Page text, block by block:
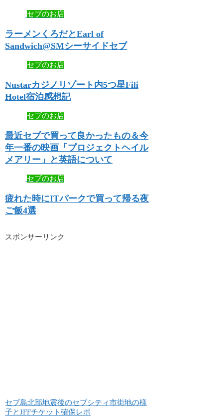
セブのお店
ラーメンくろだとEarl of
Sandwich@SMシーサイドセブ
セブのお店
Nustarカジノリゾート内5つ星Fili
Hotel宿泊感想記
セブのお店
最近セブで買って良かったもの＆今
年一番の映画「プロジェクトヘイル
メアリー」と英語について
セブのお店
疲れた時にITパークで買って帰る夜
ご飯4選
スポンサーリンク
セブ島北部地震後のセブシティ市街地の様
子とJFFチケット確保レポ